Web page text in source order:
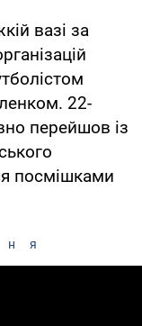
вазі за
22-
перейшов із
посмішками